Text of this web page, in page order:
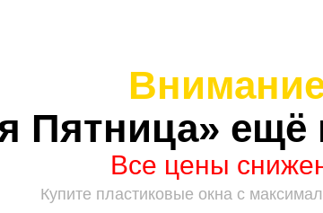
Пятница» ещё
Все цены
Купите пластиковые окна с